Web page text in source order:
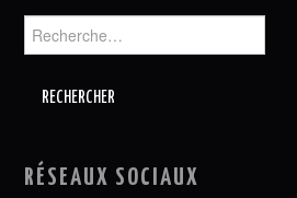
Rechercher :
RÉSEAUX SOCIAUX